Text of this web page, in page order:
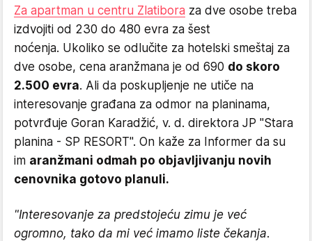
Za apartman u centru Zlatibora za dve osobe treba
izdvojiti od 230 do 480 evra za šest
noćenja. Ukoliko se odlučite za hotelski smeštaj za
dve osobe, cena aranžmana je od 690 do skoro
2.500 evra. Ali da poskupljenje ne utiče na
interesovanje građana za odmor na planinama,
potvrđuje Goran Karadžić, v. d. direktora JP "Stara
planina - SP RESORT". On kaže za Informer da su
im aranžmani odmah po objavljivanju novih
cenovnika gotovo planuli.
"Interesovanje za predstojeću zimu je već
ogromno, tako da mi već imamo liste čekanja.